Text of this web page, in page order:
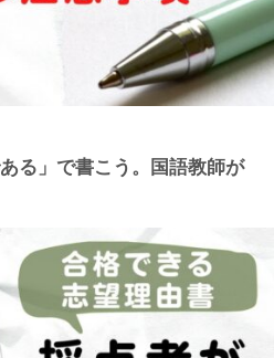
る」で書こう。国語教師が